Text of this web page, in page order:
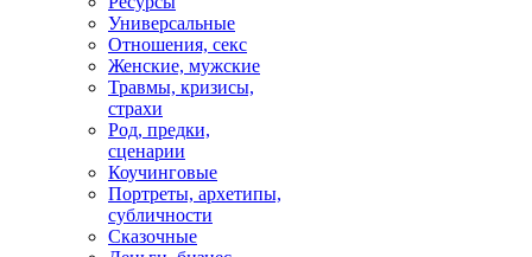
Универсальные
Отношения, секс
Женские, мужские
Травмы, кризисы,
страхи
Род, предки,
сценарии
Коучинговые
Портреты, архетипы,
субличности
Сказочные